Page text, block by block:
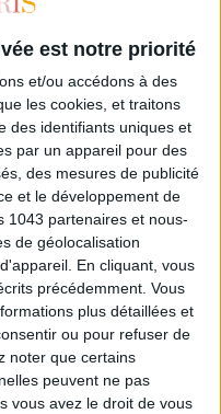
est notre priorité
et/ou accédons à des
les cookies, et traitons
des identifiants uniques et
par un appareil pour des
des mesures de publicité
et le développement de
1043 partenaires et nous-
de géolocalisation
En cliquant, vous
précédemment. Vous
plus détaillées et
ou pour refuser de
noter que certains
peuvent ne pas
vous avez le droit de vous
TON DE LA SAISON
AUTOUR DE PARIS ?